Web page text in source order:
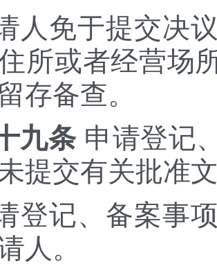
人免于提交决
所或者经营场
存备查。
九条申请登记
提交有关批准
登记、备案事
人。